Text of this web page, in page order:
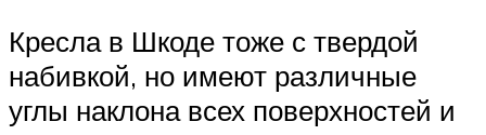
Кресла в Шкоде тоже с твердой
набивкой, но имеют различные
углы наклона всех поверхностей и